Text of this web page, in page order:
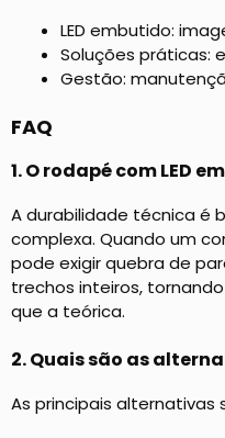
LED embutido:
Soluções práticas:
Gestão:
FAQ
1. O rodapé com LED
A durabilidade técnica é
complexa. Quando um
pode exigir quebra de
trechos inteiros,
que a teórica.
2. Quais são as
As principais alternativas